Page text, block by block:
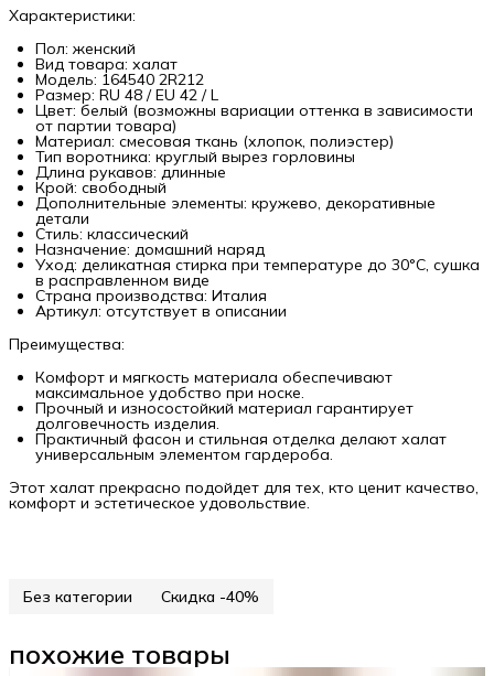
Характеристики:
Пол: женский
Вид товара: халат
Модель: 164540 2R212
Размер: RU 48 / EU 42 / L
Цвет: белый (возможны вариации оттенка в зависимости
от партии товара)
Материал: смесовая ткань (хлопок, полиэстер)
Тип воротника: круглый вырез горловины
Длина рукавов: длинные
Крой: свободный
Дополнительные элементы: кружево, декоративные
детали
Стиль: классический
Назначение: домашний наряд
Уход: деликатная стирка при температуре до 30°C, сушка
в расправленном виде
Страна производства: Италия
Артикул: отсутствует в описании
Преимущества:
Комфорт и мягкость материала обеспечивают
максимальное удобство при носке.
Прочный и износостойкий материал гарантирует
долговечность изделия.
Практичный фасон и стильная отделка делают халат
универсальным элементом гардероба.
Этот халат прекрасно подойдет для тех, кто ценит качество,
комфорт и эстетическое удовольствие.
Без категории Скидка -40%
похожие товары